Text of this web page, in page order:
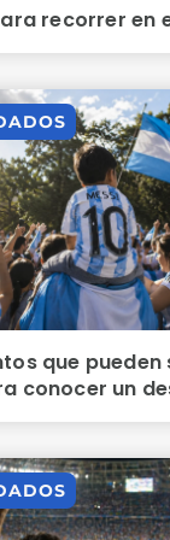
recorrer en
que pueden
conocer un